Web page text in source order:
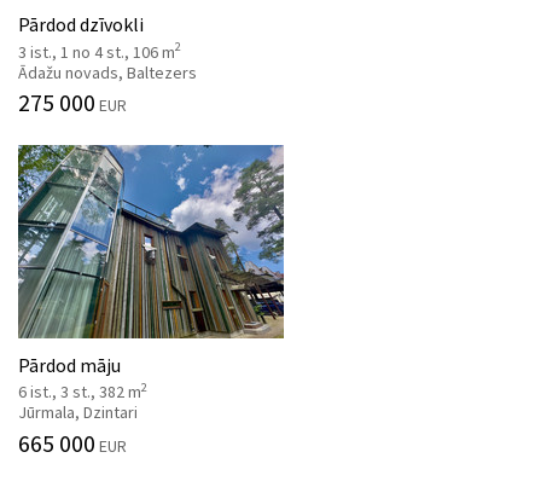
Pārdod dzīvokli
3 ist., 1 no 4 st., 106 m2
Ādažu novads, Baltezers
275 000 EUR
Pārdod māju
6 ist., 3 st., 382 m2
Jūrmala, Dzintari
665 000 EUR